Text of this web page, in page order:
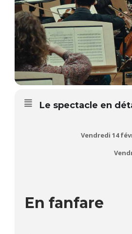
Le spectacle en
Vendredi 14
En fanfare